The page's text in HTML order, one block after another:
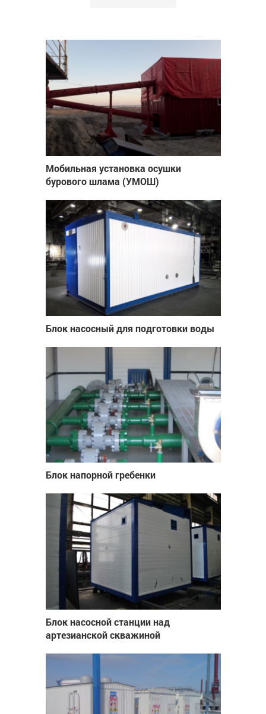
Мобильная установка осушки
бурового шлама (УМОШ)
Блок насосный для подготовки воды
Блок напорной гребенки
Блок насосной станции над
артезианской скважиной